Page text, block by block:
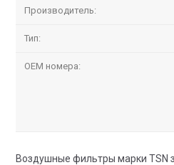
Производитель:
Тип:
OEM номера:
Воздушные фильтры марки TSN